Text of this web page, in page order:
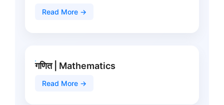
Read More →
गणित | Mathematics
Read More →